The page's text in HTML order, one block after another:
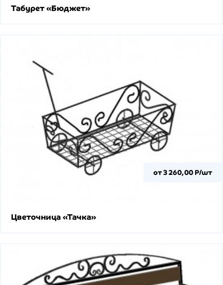
Табурет «Бюджет»
от 3 260,00 Р/шт
Цветочница «Тачка»